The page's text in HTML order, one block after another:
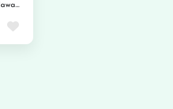
Ch Muhammad Nawaz Panjutha
Favorite